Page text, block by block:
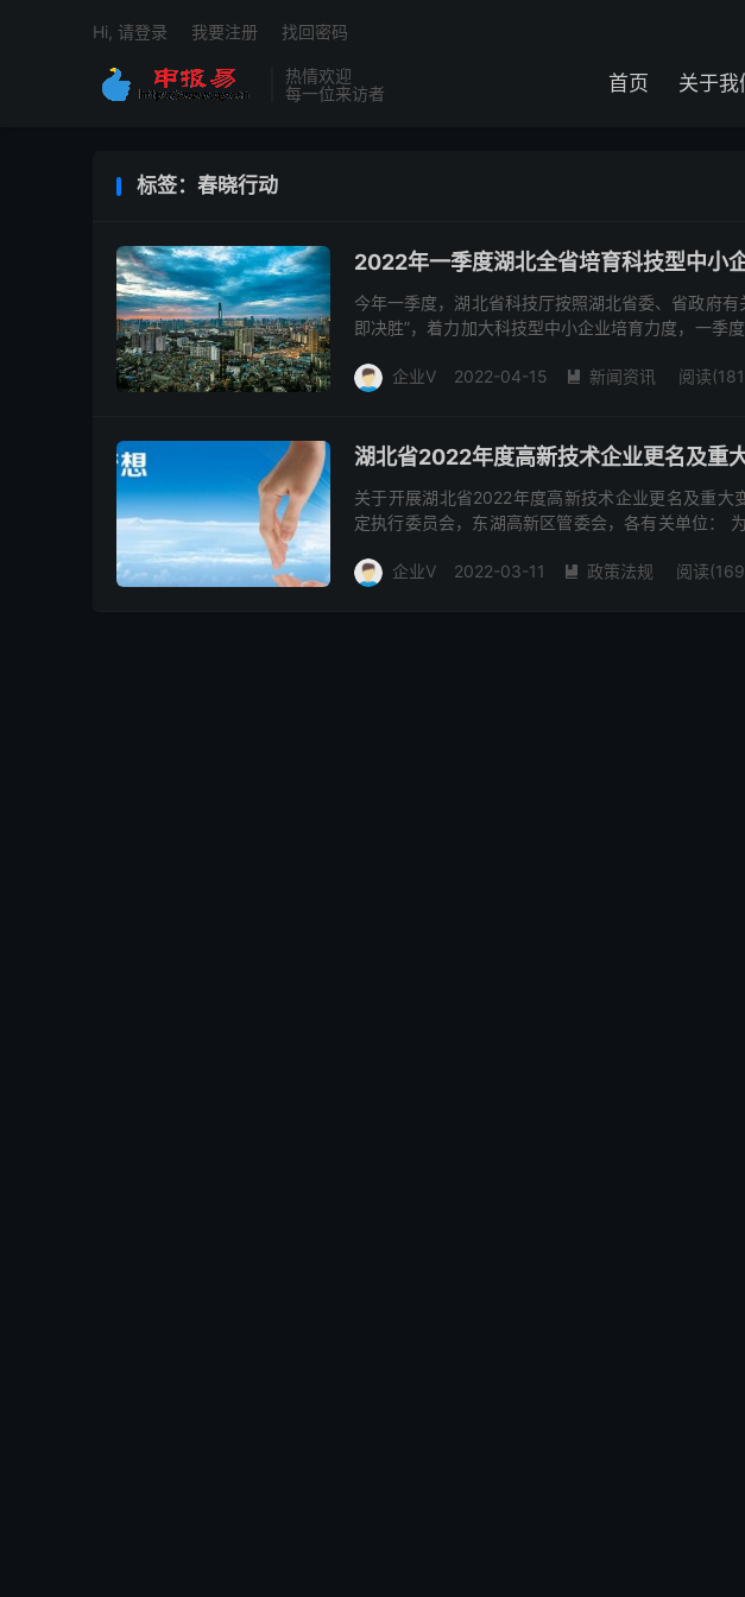
热情欢迎
每一位来访者
首页 关于我
Hi, 请登录 我要注册 找回密码
标签：春晓行动
2022年一季度湖北全省培育科技型中小
今年一季度，湖北省科技厅按照湖北省委、省政府
即决胜”，着力加大科技型中小企业培育力度，一季
企业V 2022-04-15  新闻资讯 阅读
湖北省2022年度高新技术企业更名及重
关于开展湖北省2022年度高新技术企业更名及重大
定执行委员会，东湖高新区管委会，各有关单位：
企业V 2022-03-11  政策法规 阅读